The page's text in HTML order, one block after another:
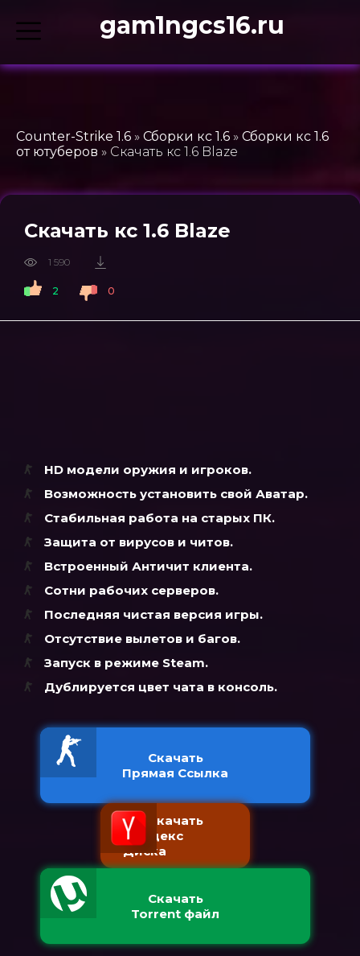
gam1ngcs16.ru
Counter-Strike 1.6 » Сборки кс 1.6 » Сборки кс 1.6
от ютуберов » Скачать кс 1.6 Blaze
Скачать кс 1.6 Blaze
1 590
2 0
HD модели оружия и игроков.
Возможность установить свой Аватар.
Стабильная работа на старых ПК.
Защита от вирусов и читов.
Встроенный Античит клиента.
Сотни рабочих серверов.
Последняя чистая версия игры.
Отсутствие вылетов и багов.
Запуск в режиме Steam.
Дублируется цвет чата в консоль.
Скачать
Прямая Ссылка
Скачать
с Яндекс
Диска
Скачать
Torrent файл